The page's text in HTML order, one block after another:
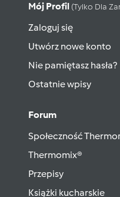
Mój Profil (tylko Dla
Zaloguj się
Utwórz nowe konto
Nie pamiętasz hasła?
Ostatnie wpisy
Forum
Społeczność
Thermomix®
Przepisy
Książki kucharskie